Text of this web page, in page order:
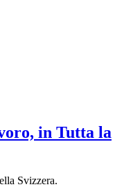
in Tutta la
Svizzera.